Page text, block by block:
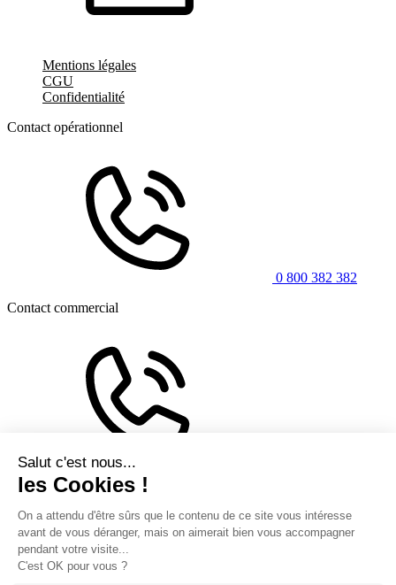
Mentions légales
CGU
Confidentialité
Contact opérationnel
0 800 382 382
Contact commercial